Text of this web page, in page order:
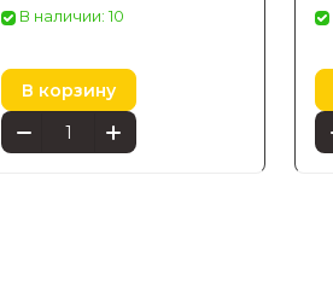
В наличии: 10
В корзину